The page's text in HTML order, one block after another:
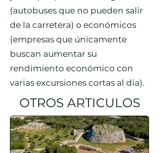
(autobuses que no pueden salir
de la carretera) o económicos
(empresas que únicamente
buscan aumentar su
rendimiento económico con
varias excursiones cortas al día).
OTROS ARTICULOS